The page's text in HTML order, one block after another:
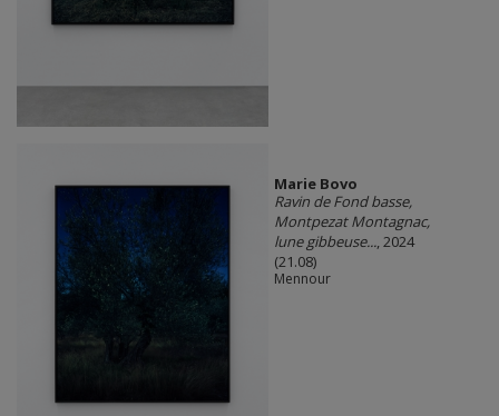
Marie Bovo
Ravin de Fond basse,
Montpezat Montagnac,
lune gibbeuse..., 2024
(21.08)
Mennour